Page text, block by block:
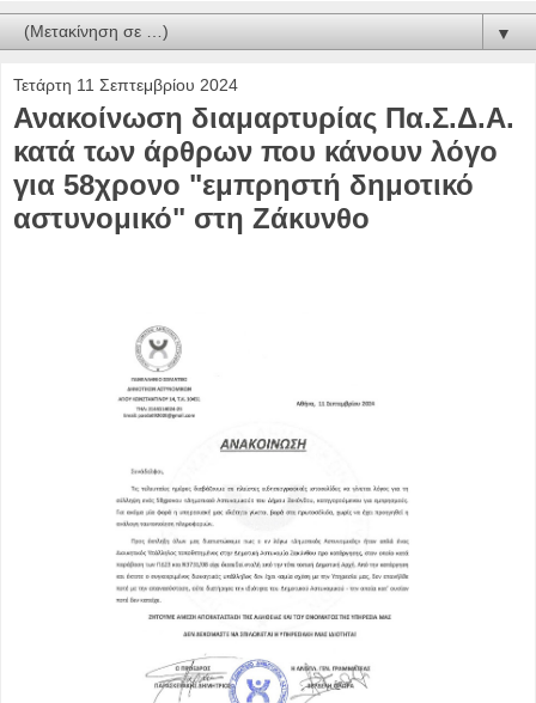
▼
Τετάρτη 11 Σεπτεμβρίου 2024
Ανακοίνωση διαμαρτυρίας Πα.Σ.Δ.Α.
κατά των άρθρων που κάνουν λόγο
για 58χρονο "εμπρηστή δημοτικό
αστυνομικό" στη Ζάκυνθο